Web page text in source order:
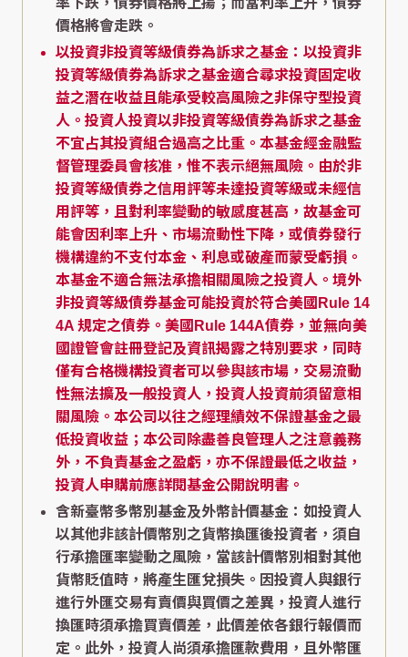
率下跌，債券價格將上揚；而當利率上升，債券
價格將會走跌。
以投資非投資等級債券為訴求之基金：以投資非
投資等級債券為訴求之基金適合尋求投資固定收
益之潛在收益且能承受較高風險之非保守型投資
人。投資人投資以非投資等級債券為訴求之基金
不宜占其投資組合過高之比重。本基金經金融監
督管理委員會核准，惟不表示絕無風險。由於非
投資等級債券之信用評等未達投資等級或未經信
用評等，且對利率變動的敏感度甚高，故基金可
能會因利率上升、市場流動性下降，或債券發行
機構違約不支付本金、利息或破產而蒙受虧損。
本基金不適合無法承擔相關風險之投資人。境外
非投資等級債券基金可能投資於符合美國Rule 14
4A 規定之債券。美國Rule 144A債券，並無向美
國證管會註冊登記及資訊揭露之特別要求，同時
僅有合格機構投資者可以參與該市場，交易流動
性無法擴及一般投資人，投資人投資前須留意相
關風險。本公司以往之經理績效不保證基金之最
低投資收益；本公司除盡善良管理人之注意義務
外，不負責基金之盈虧，亦不保證最低之收益，
投資人申購前應詳閱基金公開說明書。
含新臺幣多幣別基金及外幣計價基金：如投資人
以其他非該計價幣別之貨幣換匯後投資者，須自
行承擔匯率變動之風險，當該計價幣別相對其他
貨幣貶值時，將產生匯兌損失。因投資人與銀行
進行外匯交易有賣價與買價之差異，投資人進行
換匯時須承擔買賣價差，此價差依各銀行報價而
定。此外，投資人尚須承擔匯款費用，且外幣匯